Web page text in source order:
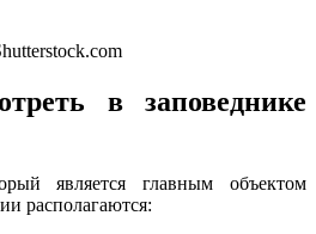
в заповеднике
является главным объектом
располагаются: